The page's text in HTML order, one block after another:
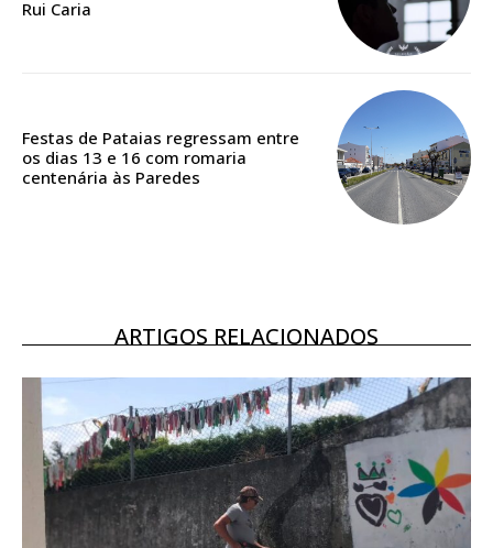
Escolha o plano
16€
12 meses
Acesso ao conteúdo online
Acesso aos conteúdos Exclusivos para
Rui Caria
Festas de Pataias regressam entre
os dias 13 e 16 com romaria
centenária às Paredes
ARTIGOS RELACIONADOS